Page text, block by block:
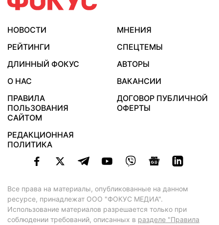
НОВОСТИ
МНЕНИЯ
РЕЙТИНГИ
СПЕЦТЕМЫ
ДЛИННЫЙ ФОКУС
АВТОРЫ
О НАС
ВАКАНСИИ
ПРАВИЛА
ПОЛЬЗОВАНИЯ
САЙТОМ
ДОГОВОР ПУБЛИЧНОЙ
ОФЕРТЫ
РЕДАКЦИОННАЯ
ПОЛИТИКА
Все права на материалы, опубликованные на данном
ресурсе, принадлежат ООО "ФОКУС МЕДИА".
Использование материалов разрешается только при
соблюдении требований, описанных в разделе "Правила